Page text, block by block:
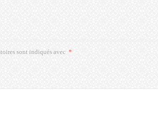
sont indiqués avec *